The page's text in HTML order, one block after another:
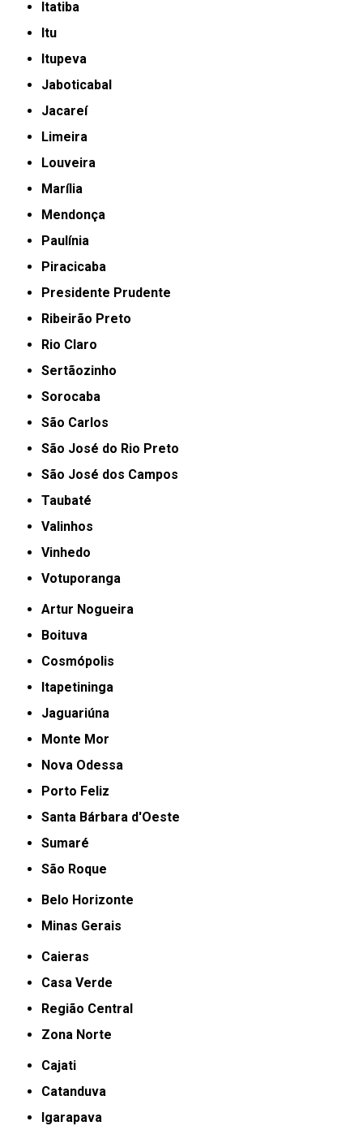
Itatiba
Itu
Itupeva
Jaboticabal
Jacareí
Limeira
Louveira
Marília
Mendonça
Paulínia
Piracicaba
Presidente Prudente
Ribeirão Preto
Rio Claro
Sertãozinho
Sorocaba
São Carlos
São José do Rio Preto
São José dos Campos
Taubaté
Valinhos
Vinhedo
Votuporanga
Artur Nogueira
Boituva
Cosmópolis
Itapetininga
Jaguariúna
Monte Mor
Nova Odessa
Porto Feliz
Santa Bárbara d'Oeste
Sumaré
São Roque
Belo Horizonte
Minas Gerais
Caieras
Casa Verde
Região Central
Zona Norte
Cajati
Catanduva
Igarapava